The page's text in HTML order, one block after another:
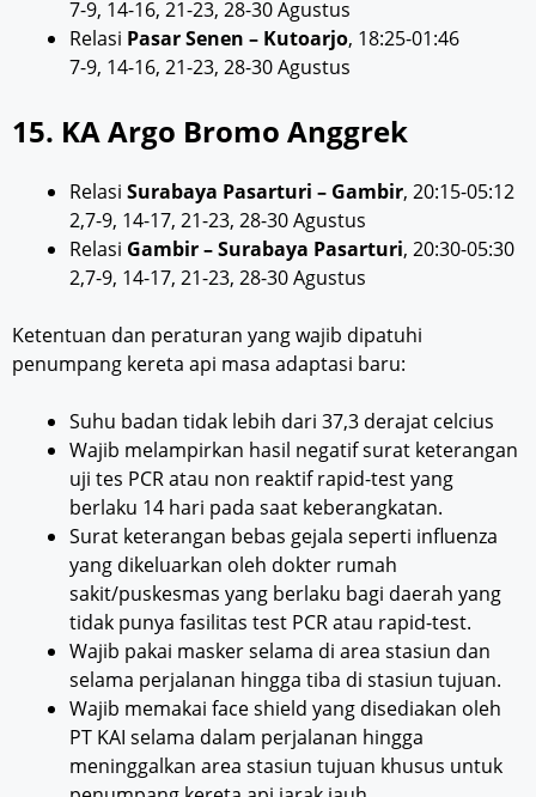
7-9, 14-16, 21-23, 28-30 Agustus
Relasi Pasar Senen – Kutoarjo, 18:25-01:46
7-9, 14-16, 21-23, 28-30 Agustus
15. KA Argo Bromo Anggrek
Relasi Surabaya Pasarturi – Gambir, 20:15-05:12
2,7-9, 14-17, 21-23, 28-30 Agustus
Relasi Gambir – Surabaya Pasarturi, 20:30-05:30
2,7-9, 14-17, 21-23, 28-30 Agustus
Ketentuan dan peraturan yang wajib dipatuhi
penumpang kereta api masa adaptasi baru:
Suhu badan tidak lebih dari 37,3 derajat celcius
Wajib melampirkan hasil negatif surat keterangan
uji tes PCR atau non reaktif rapid-test yang
berlaku 14 hari pada saat keberangkatan.
Surat keterangan bebas gejala seperti influenza
yang dikeluarkan oleh dokter rumah
sakit/puskesmas yang berlaku bagi daerah yang
tidak punya fasilitas test PCR atau rapid-test.
Wajib pakai masker selama di area stasiun dan
selama perjalanan hingga tiba di stasiun tujuan.
Wajib memakai face shield yang disediakan oleh
PT KAI selama dalam perjalanan hingga
meninggalkan area stasiun tujuan khusus untuk